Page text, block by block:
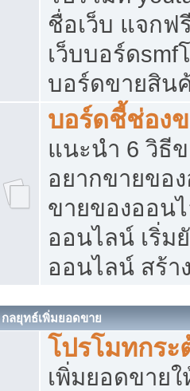
ชื่อเว็บ แจกฟ
เว็บบอร์ดsmf
บอร์ดขายสิน
บอร์ดชี้ช่อง
แนะนำ 6 วิธี
อยากขายขอ
ขายของออน
ออนไลน์ เริ่ม
ออนไลน์ สร้า
กลยุทธ์เพิ่มยอดขาย
โปรโมทกร
เพิ่มยอดขายใ